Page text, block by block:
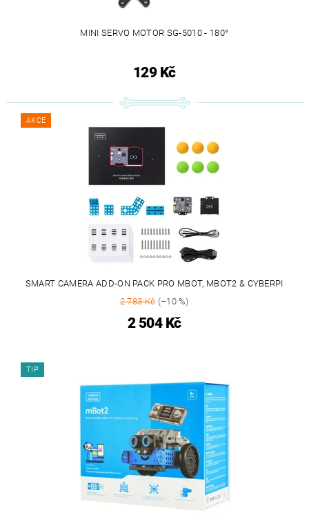
MINI SERVO MOTOR SG-5010 - 180°
129 Kč
AKCE
SMART CAMERA ADD-ON PACK PRO MBOT, MBOT2 & CYBERPI
2 783 Kč(–10 %)
2 504 Kč
TIP